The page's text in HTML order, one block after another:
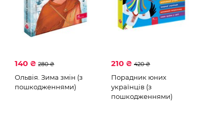
140 ₴ 280 ₴
Ольвія. Зима змін (з
пошкодженнями)
210 ₴ 420 ₴
Порадник юних
українців (з
пошкодженнями)